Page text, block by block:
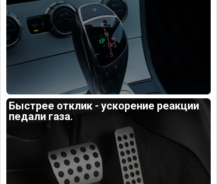
Быстрее отклик - ускорение реакции
педали газа.